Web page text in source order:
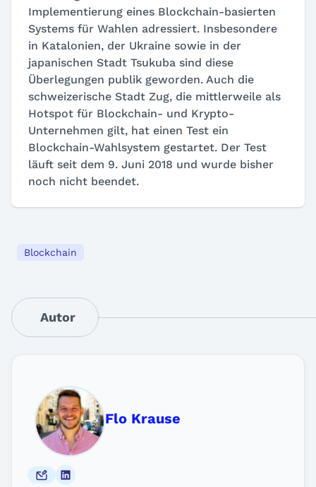
Implementierung eines Blockchain-basierten
Systems für Wahlen adressiert. Insbesondere
in Katalonien, der Ukraine sowie in der
japanischen Stadt Tsukuba sind diese
Überlegungen publik geworden. Auch die
schweizerische Stadt Zug, die mittlerweile als
Hotspot für Blockchain- und Krypto-
Unternehmen gilt, hat einen Test ein
Blockchain-Wahlsystem gestartet. Der Test
läuft seit dem 9. Juni 2018 und wurde bisher
noch nicht beendet.
Blockchain
Autor
Flo Krause